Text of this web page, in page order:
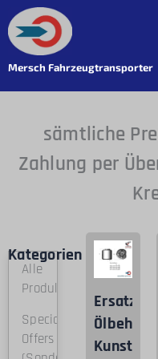
Mersch Fahrzeugtransporter
sämtliche
Zahlung per
Kategorien
Alle
Produkte
Special
Offers
Ölbehälter
Kunststoff